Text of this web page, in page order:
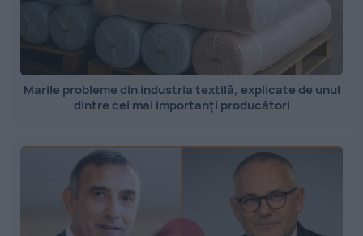
Marile probleme din industria textilă, explicate de unul
dintre cei mai importanți producători